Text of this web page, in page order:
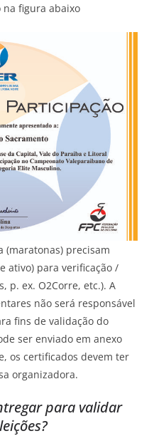
figura abaixo
(maratonas) precisam
ativo) para verificação /
p. ex. O2Corre, etc.). A
não será responsável
fins de validação do
ser enviado em anexo
os certificados devem ter
organizadora.
para validar